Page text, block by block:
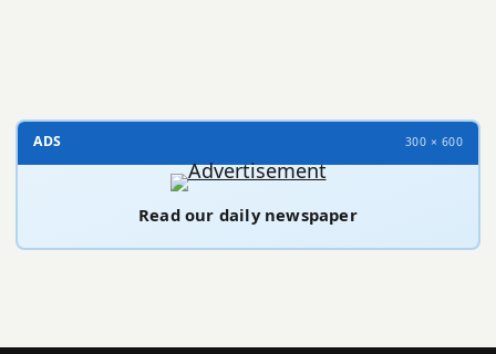
ADS 300 × 600
Read our daily newspaper